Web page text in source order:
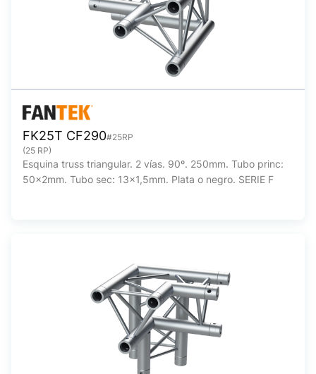
FK25T CF290#25RP
(25 RP)
Esquina truss triangular. 2 vías. 90º. 250mm. Tubo princ:
50x2mm. Tubo sec: 13x1,5mm. Plata o negro. SERIE F